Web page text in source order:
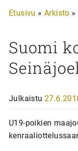
Etusivu » Arkisto »
Suomi
Julkaistu
U19-poikien